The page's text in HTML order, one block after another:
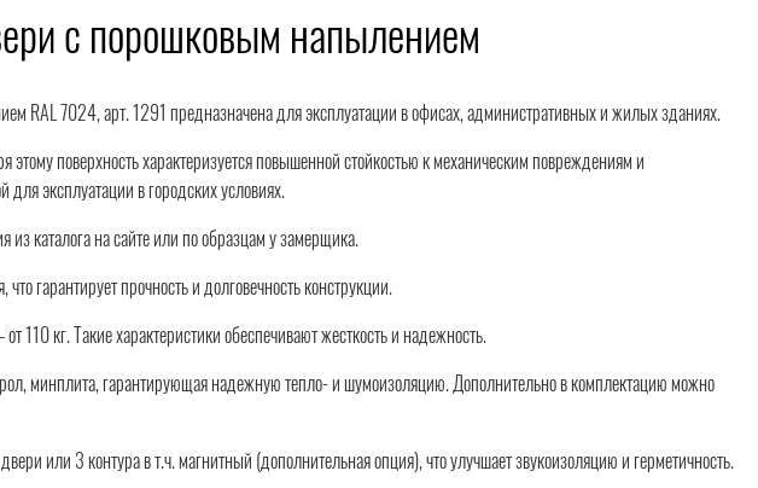
с порошковым напылением
RAL 7024, арт. 1291 предназначена для эксплуатации в офисах, административных и жилых зданиях.
поверхность характеризуется повышенной стойкостью к механическим повреждениям и
эксплуатации в городских условиях.
каталога на сайте или по образцам у замерщика.
гарантирует прочность и долговечность конструкции.
кг. Такие характеристики обеспечивают жесткость и надежность.
минплита, гарантирующая надежную тепло- и шумоизоляцию. Дополнительно в комплектацию можно
или 3 контура в т.ч. магнитный (дополнительная опция), что улучшает звукоизоляцию и герметичность.